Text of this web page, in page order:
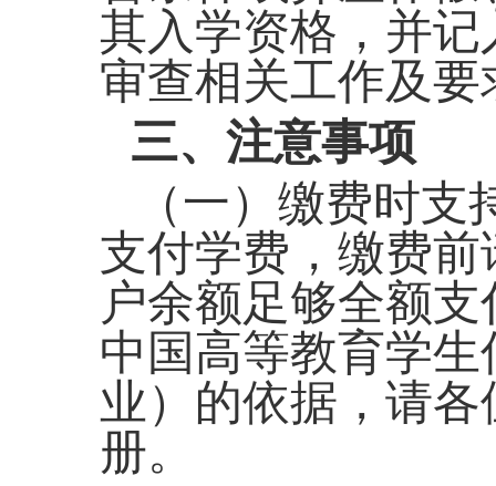
其入学资格，并
审查相关工作及
三、注意事项
（一） 缴费时支
支付学费，缴费
户余额足够全额
中国高等教育学
业）的依据，请
册。